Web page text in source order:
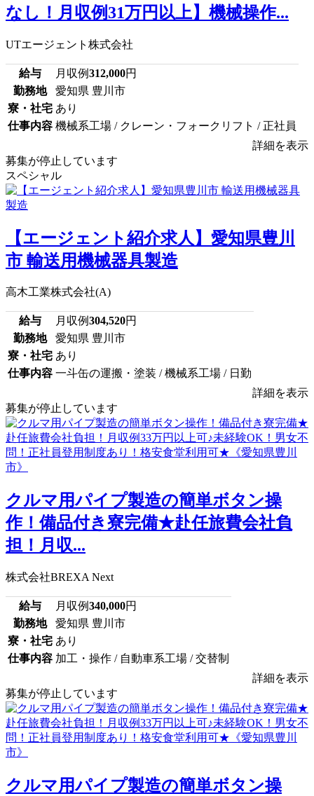
なし！月収例31万円以上】機械操作...
UTエージェント株式会社
給与 月収例312,000円
勤務地
愛知県 豊川市
寮・社宅 あり
仕事内容 機械系工場 / クレーン・フォークリフト / 正社員
詳細を表示
募集が停止しています
スペシャル
【エージェント紹介求人】愛知県豊川
市 輸送用機械器具製造
高木工業株式会社(A)
給与 月収例304,520円
勤務地
愛知県 豊川市
寮・社宅 あり
仕事内容 一斗缶の運搬・塗装 / 機械系工場 / 日勤
詳細を表示
募集が停止しています
クルマ用パイプ製造の簡単ボタン操
作！備品付き寮完備★赴任旅費会社負
担！月収...
株式会社BREXA Next
給与 月収例340,000円
勤務地
愛知県 豊川市
寮・社宅 あり
仕事内容 加工・操作 / 自動車系工場 / 交替制
詳細を表示
募集が停止しています
クルマ用パイプ製造の簡単ボタン操